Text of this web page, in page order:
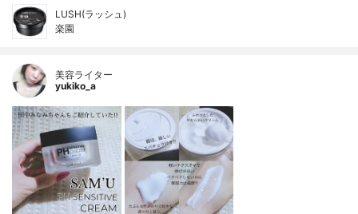
LUSH(ラッシュ)
楽園
美容ライター
yukiko_a